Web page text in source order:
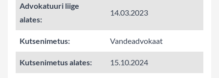
Advokatuuri liige
alates:
14.03.2023
Kutsenimetus: Vandeadvokaat
Kutsenimetus alates: 15.10.2024